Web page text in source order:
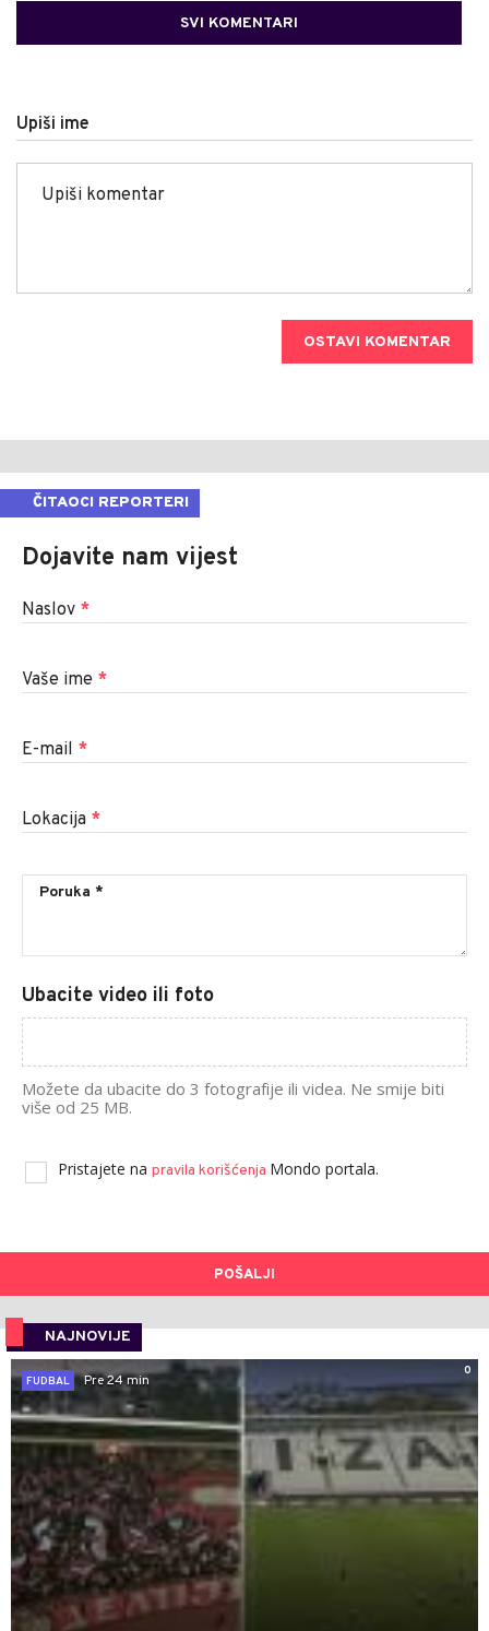
SVI KOMENTARI
Upiši ime
OSTAVI KOMENTAR
ČITAOCI REPORTERI
Dojavite nam vijest
Naslov *
Vaše ime *
E-mail *
Lokacija *
Ubacite video ili foto
Možete da ubacite do 3 fotografije ili videa. Ne smije biti
više od 25 MB.
Pristajete na pravila korišćenja Mondo portala.
POŠALJI
NAJNOVIJE
0
FUDBAL
Pre 24 min